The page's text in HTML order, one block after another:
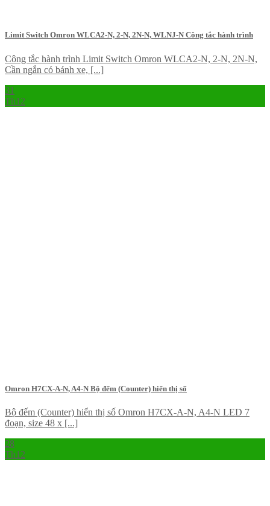
Limit Switch Omron WLCA2-N, 2-N, 2N-N, WLNJ-N Công tắc hành trình
Công tắc hành trình Limit Switch Omron WLCA2-N, 2-N, 2N-N,
Cần ngắn có bánh xe, [...]
31
Th12
Omron H7CX-A-N, A4-N Bộ đếm (Counter) hiển thị số
Bộ đếm (Counter) hiển thị số Omron H7CX-A-N, A4-N LED 7
đoạn, size 48 x [...]
28
Th12